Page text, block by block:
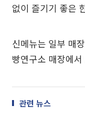
없이 즐기기 좋은
신메뉴는 일부 매
빵연구소 매장에
관련 뉴스